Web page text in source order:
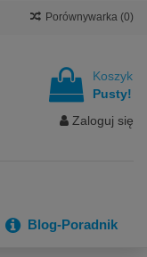
Porównywarka (0)
Koszyk
Pusty!
Zaloguj się
Blog-Poradnik